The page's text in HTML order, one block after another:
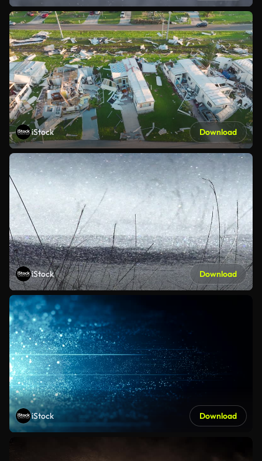
iStock Download
iStock Download
iStock Download